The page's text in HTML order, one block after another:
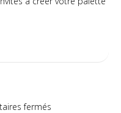
fermés